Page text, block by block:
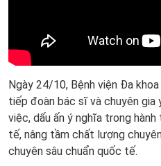
Ngày 24/10, Bệnh viện Đa
tiếp đoàn bác sĩ và chuyên
việc, dấu ấn ý nghĩa trong
tế, nâng tầm chất lượng
chuyên sâu chuẩn quốc tế.